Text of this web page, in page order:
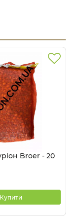
Broer - 20
Купити